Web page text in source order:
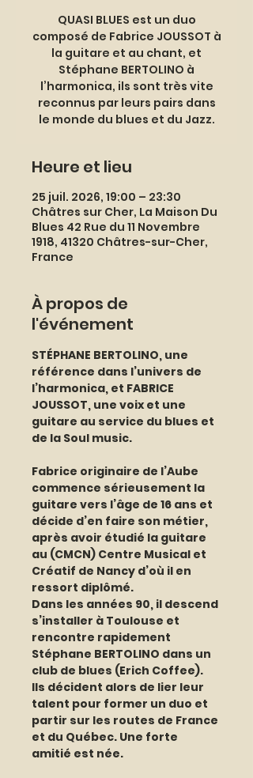
QUASI BLUES est un duo
composé de Fabrice JOUSSOT à
la guitare et au chant, et
Stéphane BERTOLINO à
l’harmonica, ils sont très vite
reconnus par leurs pairs dans
le monde du blues et du Jazz.
Heure et lieu
25 juil. 2026, 19:00 – 23:30
Châtres sur Cher, La Maison Du
Blues 42 Rue du 11 Novembre
1918, 41320 Châtres-sur-Cher,
France
À propos de
l'événement
STÉPHANE BERTOLINO, une
référence dans l’univers de
l’harmonica, et FABRICE
JOUSSOT, une voix et une
guitare au service du blues et
de la Soul music.
Fabrice originaire de l’Aube
commence sérieusement la
guitare vers l’âge de 16 ans et
décide d’en faire son métier,
après avoir étudié la guitare
au (CMCN) Centre Musical et
Créatif de Nancy d’où il en
ressort diplômé.
Dans les années 90, il descend
s’installer à Toulouse et
rencontre rapidement
Stéphane BERTOLINO dans un
club de blues (Erich Coffee).
Ils décident alors de lier leur
talent pour former un duo et
partir sur les routes de France
et du Québec. Une forte
amitié est née.